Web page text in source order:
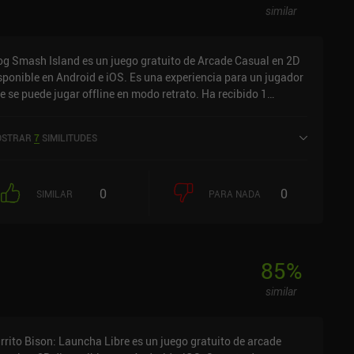
similar
Smash Island es un juego gratuito de Arcade Casual en 2D
en Android e iOS. Es una experiencia para un jugador
se puede jugar offline en modo retrato. Ha recibido 1
sobre 5,0 en Google Play y de 4,6 sobre 5,0 en la App Store de
7 SIMILITUDES
SIMILAR 0 PARA NADA 0
85%
similar
Bison: Launcha Libre es un juego gratuito de arcade